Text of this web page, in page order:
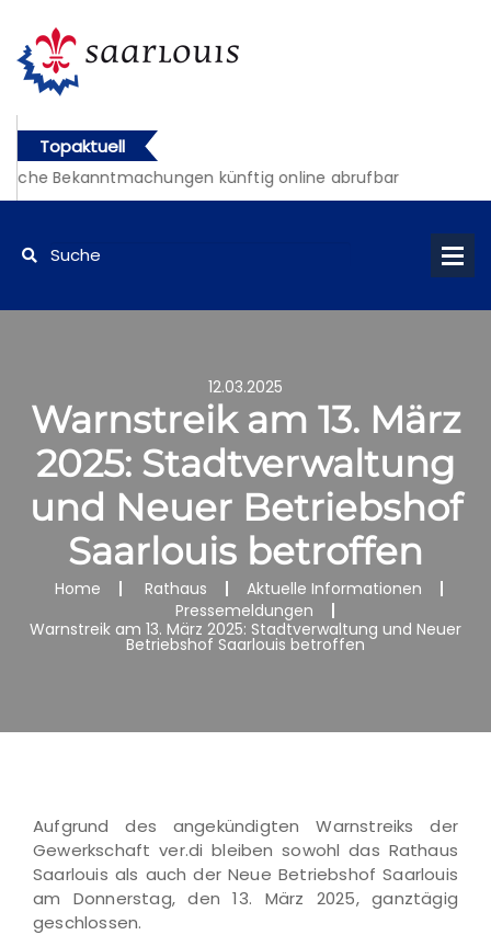
Topaktuell
Bekanntmachungen künftig online abrufbar
12.03.2025
Warnstreik am 13. März
2025: Stadtverwaltung
und Neuer Betriebshof
Saarlouis betroffen
Home Rathaus
Aktuelle Informationen
Pressemeldungen
Warnstreik am 13. März 2025: Stadtverwaltung und Neuer
Betriebshof Saarlouis betroffen
Aufgrund des angekündigten Warnstreiks der
Gewerkschaft ver.di bleiben sowohl das Rathaus
Saarlouis als auch der Neue Betriebshof Saarlouis
am Donnerstag, den 13. März 2025, ganztägig
geschlossen.